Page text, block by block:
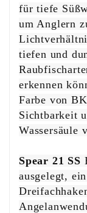
für tiefe
um Anglern
tiefen und
erkennen
Farbe von
Sichtbarkeit
Wassersäule
Spear 21 SS
ausgelegt,